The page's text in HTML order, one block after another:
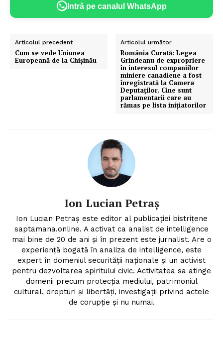
Un proiect
FREEDOM HOUSE ROMÂNIA
Intră pe canalul WhatsApp
Articolul precedent
Cum se vede Uniunea
Europeană de la Chișinău
Articolul următor
România Curată: Legea
Grindeanu de expropriere
în interesul companiilor
miniere canadiene a fost
înregistrată la Camera
Deputaților. Cine sunt
parlamentarii care au
rămas pe lista inițiatorilor
Ion Lucian Petraș
Ion Lucian Petraș este editor al publicației bistrițene
saptamana.online. A activat ca analist de intelligence
mai bine de 20 de ani și în prezent este jurnalist. Are o
experiență bogată în analiza de intelligence, este
expert în domeniul securității naționale și un activist
pentru dezvoltarea spiritului civic. Activitatea sa atinge
domenii precum protecția mediului, patrimoniul
cultural, drepturi și libertăți, investigații privind actele
de corupție și nu numai.